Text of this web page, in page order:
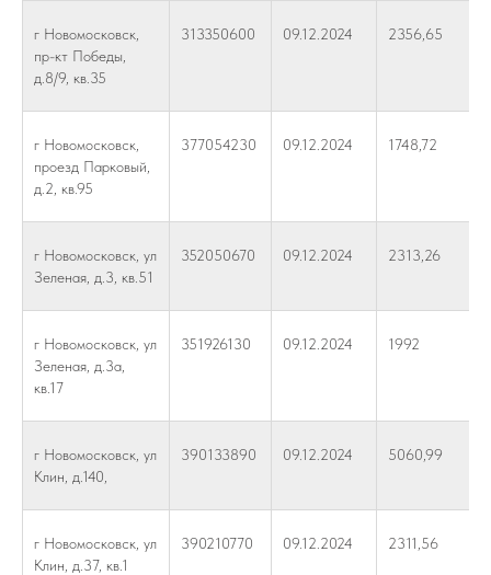
г Новомосковск,
пр-кт Победы,
д.8/9, кв.35
313350600 09.12.2024 2356,65
г Новомосковск,
проезд Парковый,
д.2, кв.95
377054230 09.12.2024 1748,72
г Новомосковск, ул
Зеленая, д.3, кв.51
352050670 09.12.2024 2313,26
г Новомосковск, ул
Зеленая, д.3а,
кв.17
351926130 09.12.2024 1992
г Новомосковск, ул
Клин, д.140,
390133890 09.12.2024 5060,99
г Новомосковск, ул
Клин, д.37, кв.1
390210770 09.12.2024 2311,56